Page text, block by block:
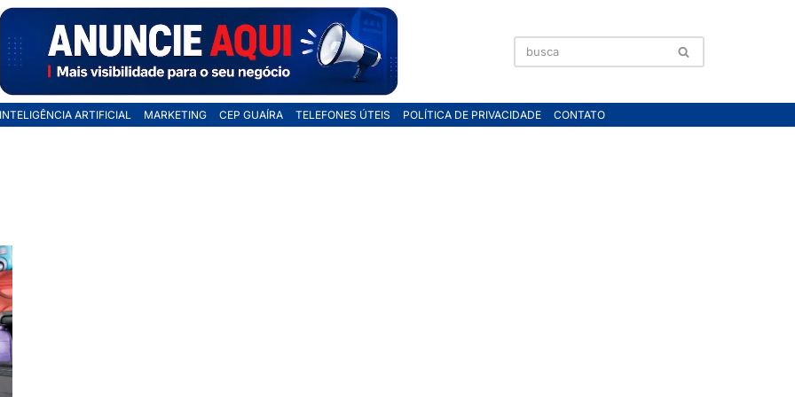
INTELIGÊNCIA ARTIFICIAL MARKETING CEP GUAÍRA TELEFONES ÚTEIS POLÍTICA DE PRIVACIDADE CONTATO